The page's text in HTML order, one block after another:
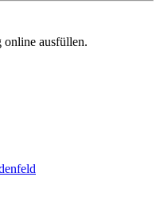
online ausfüllen.